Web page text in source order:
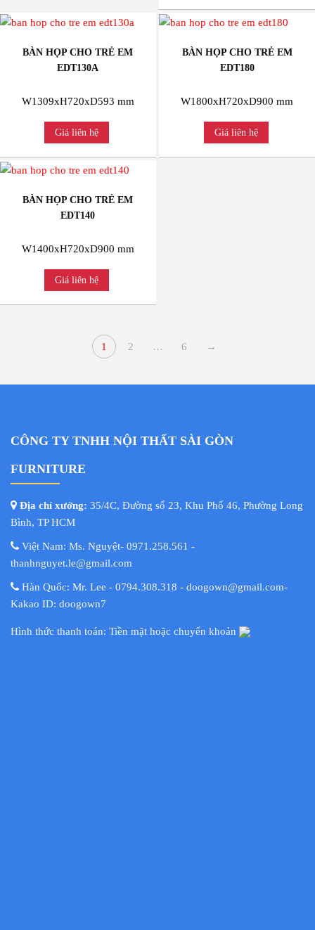
BÀN HỌP CHO TRẺ EM
EDT130A
W1309xH720xD593 mm
Giá liên hệ
BÀN HỌP CHO TRẺ EM
EDT180
W1800xH720xD900 mm
Giá liên hệ
BÀN HỌP CHO TRẺ EM
EDT140
W1400xH720xD900 mm
Giá liên hệ
1 2 … 6 →
CÔNG TY TNHH NỘI THẤT SÀI GÒN
FURNITURE
Địa chỉ xưởng: 35/4C, Đường số 23, Khu Phố 46, Phường Long
Bình, TP HCM
Việt Nam: Ms. Nguyệt- 0971.258.561 -
thanhnguyet.le@gmail.com
Hàn Quốc: Mr. Lee - 0794.308.318 - doogown@gmail.com-
Kakao ID: doogown7
Hình thức thanh toán: Tiền mặt hoặc chuyển khoản